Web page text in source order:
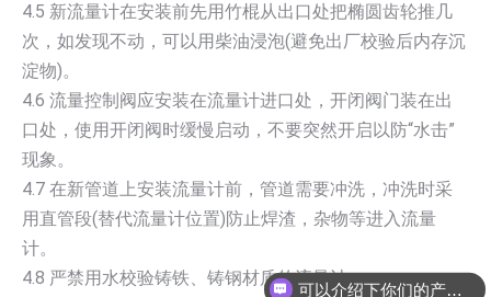
4.5 新流量计在安装前先用竹棍从出口处把椭圆齿轮推几
次，如发现不动，可以用柴油浸泡(避免出厂校验后内存沉
淀物)。
4.6 流量控制阀应安装在流量计进口处，开闭阀门装在出
口处，使用开闭阀时缓慢启动，不要突然开启以防“水击”
现象。
4.7 在新管道上安装流量计前，管道需要冲洗，冲洗时采
用直管段(替代流量计位置)防止焊渣，杂物等进入流量
计。
4.8 严禁用水校验铸铁、铸钢材质的流量计。
你们是怎么收费的呢